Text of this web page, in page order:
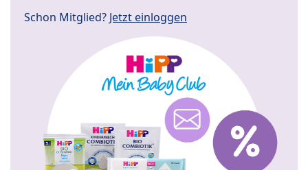
Schon Mitglied? Jetzt einloggen